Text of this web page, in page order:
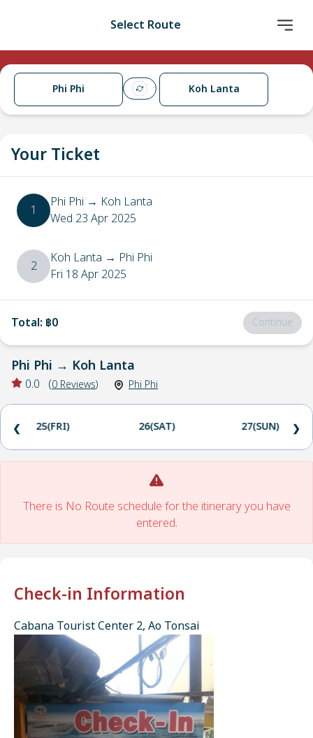
Select Route
Phi Phi Koh Lanta
Your Ticket
1 Phi Phi → Koh Lanta
Wed 23 Apr 2025
2 Koh Lanta → Phi Phi
Fri 18 Apr 2025
Total: ฿0 Continue
Phi Phi → Koh Lanta
0.0 (0 Reviews) Phi Phi
25(FRI) 26(SAT) 27(SUN)
❮ ❯
There is No Route schedule for the itinerary you have
entered.
Check-in Information
Cabana Tourist Center 2, Ao Tonsai